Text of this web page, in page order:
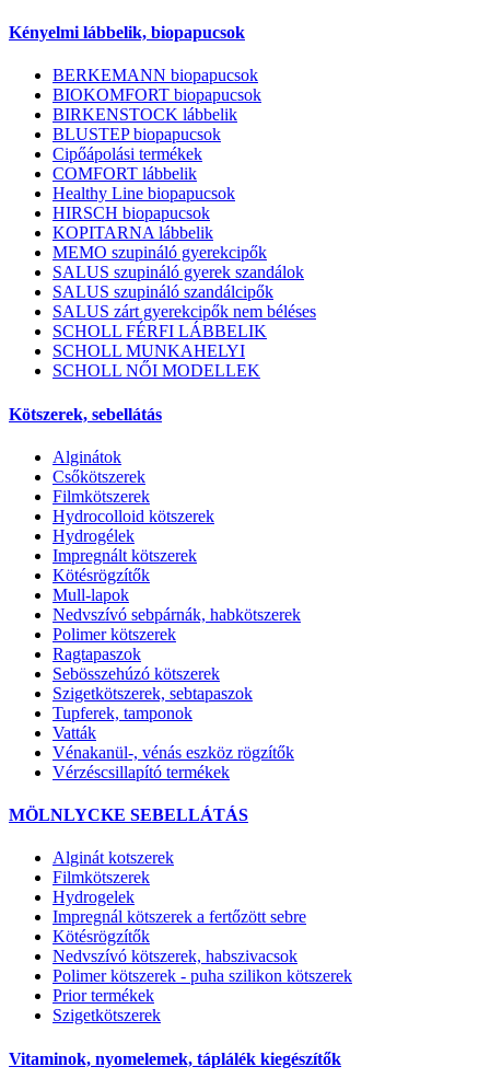
Kényelmi lábbelik, biopapucsok
BERKEMANN biopapucsok
BIOKOMFORT biopapucsok
BIRKENSTOCK lábbelik
BLUSTEP biopapucsok
Cipőápolási termékek
COMFORT lábbelik
Healthy Line biopapucsok
HIRSCH biopapucsok
KOPITARNA lábbelik
MEMO szupináló gyerekcipők
SALUS szupináló gyerek szandálok
SALUS szupináló szandálcipők
SALUS zárt gyerekcipők nem béléses
SCHOLL FÉRFI LÁBBELIK
SCHOLL MUNKAHELYI
SCHOLL NŐI MODELLEK
Kötszerek, sebellátás
Alginátok
Csőkötszerek
Filmkötszerek
Hydrocolloid kötszerek
Hydrogélek
Impregnált kötszerek
Kötésrögzítők
Mull-lapok
Nedvszívó sebpárnák, habkötszerek
Polimer kötszerek
Ragtapaszok
Sebösszehúzó kötszerek
Szigetkötszerek, sebtapaszok
Tupferek, tamponok
Vatták
Vénakanül-, vénás eszköz rögzítők
Vérzéscsillapító termékek
MÖLNLYCKE SEBELLÁTÁS
Alginát kotszerek
Filmkötszerek
Hydrogelek
Impregnál kötszerek a fertőzött sebre
Kötésrögzítők
Nedvszívó kötszerek, habszivacsok
Polimer kötszerek - puha szilikon kötszerek
Prior termékek
Szigetkötszerek
Vitaminok, nyomelemek, táplálék kiegészítők